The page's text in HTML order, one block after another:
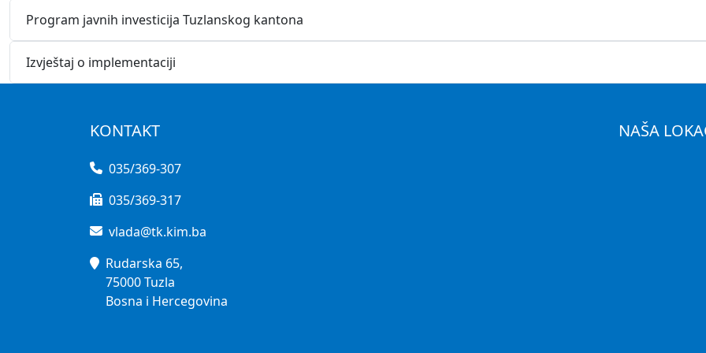
Program javnih investicija Tuzlanskog kantona
Izvještaj o implementaciji
KONTAKT
035/369-307
035/369-317
vlada@tk.kim.ba
Rudarska 65,
75000 Tuzla
Bosna i Hercegovina
NAŠA